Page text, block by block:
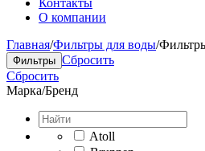
Контакты
О компании
Главная/Фильтры для воды/
Фильтры Сбросить
Сбросить
Марка/Бренд
Atoll